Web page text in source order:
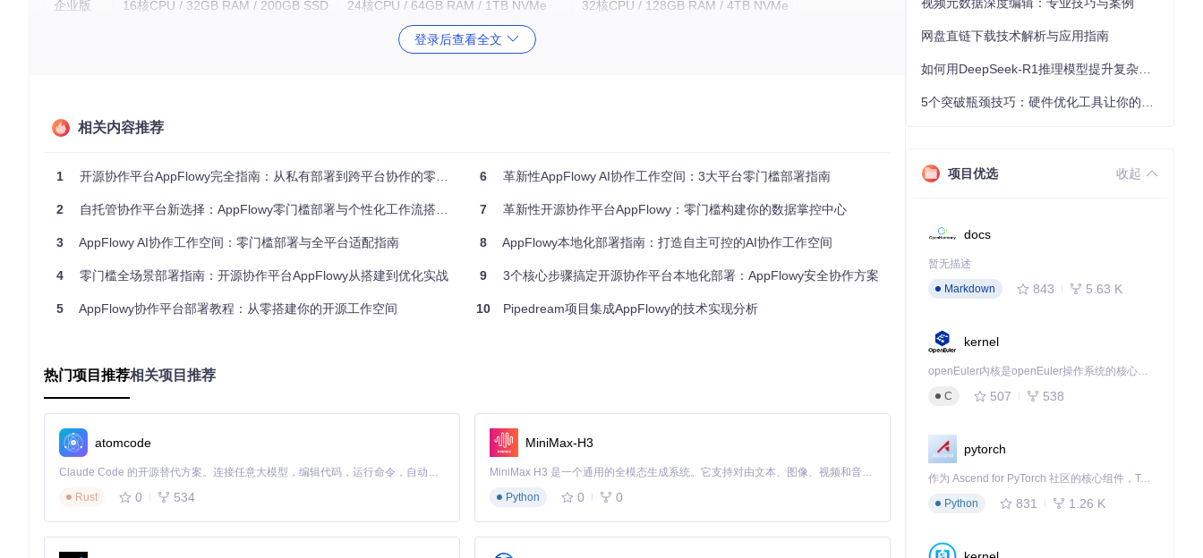
企业版
16核CPU / 32GB RAM / 200GB SSD 24核CPU / 64GB RAM / 1TB NVMe 32核CPU / 128GB RAM / 4TB NVMe
构建工具：CMake 3.16+、Android Studio 2022.1+（移动端开发）
多场景部署：从个人到企业的全方案
个人版部署
cd AppFlowy
# 或 ./frontend/scripts/install_dev_env/install_macos.sh (macOS)
# 或 ./frontend/scripts/install_dev_env/install_windows.sh (Windows)
flutter pub get
登录后查看全文
相关内容推荐
1 开源协作平台AppFlowy完全指南：从私有部署到跨平台协作的零门槛解决方案
2 自托管协作平台新选择：AppFlowy零门槛部署与个性化工作流搭建指南
3 AppFlowy AI协作工作空间：零门槛部署与全平台适配指南
4 零门槛全场景部署指南：开源协作平台AppFlowy从搭建到优化实战
5 AppFlowy协作平台部署教程：从零搭建你的开源工作空间
6 革新性AppFlowy AI协作工作空间：3大平台零门槛部署指南
7 革新性开源协作平台AppFlowy：零门槛构建你的数据掌控中心
8 AppFlowy本地化部署指南：打造自主可控的AI协作工作空间
9 3个核心步骤搞定开源协作平台本地化部署：AppFlowy安全协作方案
10 Pipedream项目集成AppFlowy的技术实现分析
热门项目推荐相关项目推荐
atomcode
Claude Code 的开源替代方案。连接任意大模型，编辑代码，运行命令，自动验证 — 全自动执行。用 Rust 构建，极致性能。 ｜ An open-source alternative to Claude Code. Connect any LLM, edit code, run commands, and verify changes — autonomously. Built in Rust for speed. Get Started
Rust
0 534
MiniMax-H3
MiniMax H3 是一个通用的全模态生成系统。它支持对由文本、图像、视频和音频组成的多模态上下文进行统一理解，并能生成分辨率高达 2K、时长可达 15 秒的带原生立体声音频的视频。得益于面向任务泛化的系统设计，H3 在预训练阶段就已具备广泛的多模态上下文理解与生成能力，能够出色地执行复杂的多模态指令。
Python
0 0
网盘直链下载技术解析与应用指南
项目优选 收起
docs
暂无描述
Markdown
843 5.63 K
kernel
openEuler内核是openEuler操作系统的核心，既是系统性能与稳定性的基石，也是连接处理器、设备与服务的桥梁。
C
507 538
pytorch
作为 Ascend for PyTorch 社区的核心组件，TorchNPU 是昇腾专为 PyTorch 打造的深度学习适配插件，使 PyTorch 框架能够直接调用昇腾 NPU，为开发者提供昇腾 AI 处理器的超强算力。
Python
831 1.26 K